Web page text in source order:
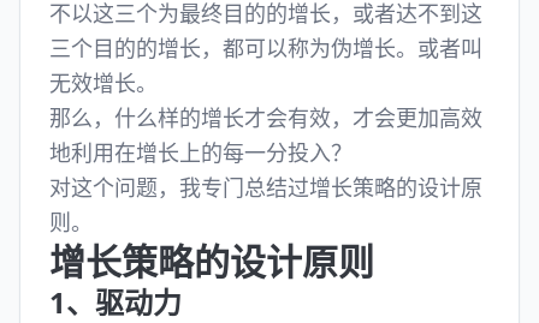
不以这三个为最终目的的增长，或者达不到这
三个目的的增长，都可以称为伪增长。或者叫
无效增长。
那么，什么样的增长才会有效，才会更加高效
地利用在增长上的每一分投入？
对这个问题，我专门总结过增长策略的设计原
则。
增长策略的设计原则
1、驱动力